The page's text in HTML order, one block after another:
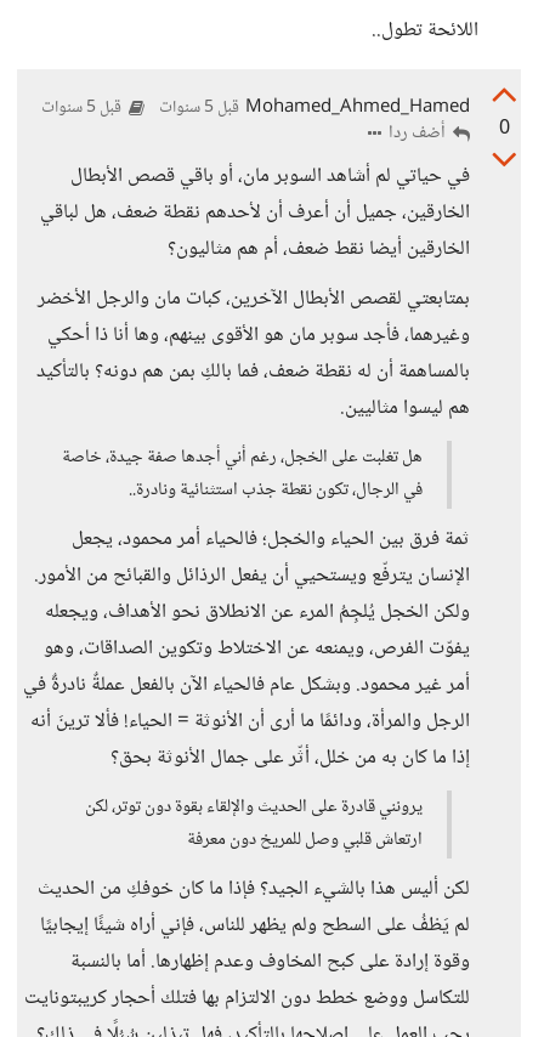
اللائحة تطول..
0
Mohamed_Ahmed_Hamed قبل 5 سنوات قبل 5 سنوات
أضف ردا
في حياتي لم أشاهد السوبر مان، أو باقي قصص الأبطال
الخارقين، جميل أن أعرف أن لأحدهم نقطة ضعف، هل لباقي
الخارقين أيضا نقط ضعف، أم هم مثاليون؟
بمتابعتي لقصص الأبطال الآخرين، كبات مان والرجل الأخضر
وغيرهما، فأجد سوبر مان هو الأقوى بينهم، وها أنا ذا أحكي
بالمساهمة أن له نقطة ضعف، فما بالكِ بمن هم دونه؟ بالتأكيد
هم ليسوا مثاليين.
هل تغلبت على الخجل، رغم أني أجدها صفة جيدة، خاصة
في الرجال، تكون نقطة جذب استثنائية ونادرة..
ثمة فرق بين الحياء والخجل؛ فالحياء أمر محمود، يجعل
الإنسان يترفّع ويستحيي أن يفعل الرذائل والقبائح من الأمور.
ولكن الخجل يُلجِمُ المرء عن الانطلاق نحو الأهداف، ويجعله
يفوّت الفرص، ويمنعه عن الاختلاط وتكوين الصداقات، وهو
أمر غير محمود. وبشكل عام فالحياء الآن بالفعل عملةٌ نادرةٌ في
الرجل والمرأة، ودائمًا ما أرى أن الأنوثة = الحياء! فألا ترينَ أنه
إذا ما كان به من خلل، أثّر على جمال الأنوثة بحق؟
يرونني قادرة على الحديث والإلقاء بقوة دون توتر، لكن
ارتعاش قلبي وصل للمريخ دون معرفة
لكن أليس هذا بالشيء الجيد؟ فإذا ما كان خوفكِ من الحديث
لم يَطْفُ على السطح ولم يظهر للناس، فإني أراه شيئًا إيجابيًا
وقوة إرادة على كبح المخاوف وعدم إظهارها. أما بالنسبة
للتكاسل ووضع خطط دون الالتزام بها فتلك أحجار كريبتونايت